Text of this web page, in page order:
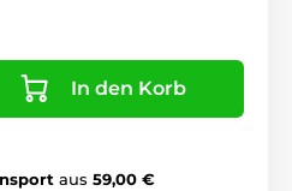
In den Korb
aus 59,00 €